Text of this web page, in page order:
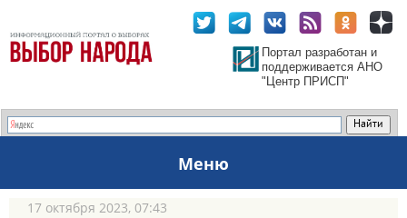
Портал разработан и
поддерживается АНО
"Центр ПРИСП"
Меню
17 октября 2023, 07:43